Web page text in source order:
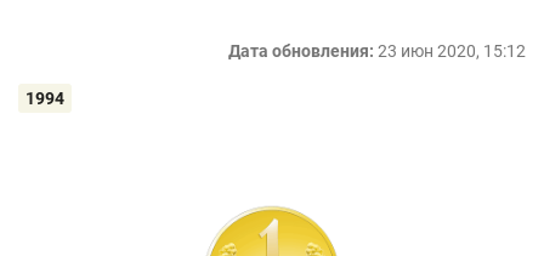
Дата обновления: 23 июн 2020, 15:12
1994